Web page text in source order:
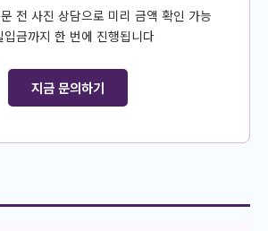
전 사진 상담으로 미리 금액 확인 가능
입금까지 한 번에 진행됩니다
지금 문의하기